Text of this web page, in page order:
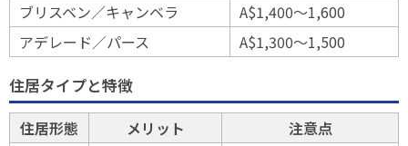
ブリスベン／キャンベラ
A$1,400〜1,600
アデレード／パース
A$1,300〜1,500
住居タイプと特徴
住居形態
メリット
注意点